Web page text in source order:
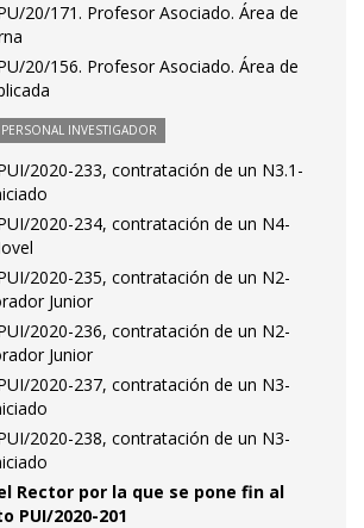
20/171. Profesor Asociado. Área de
20/156. Profesor Asociado. Área de
INVESTIGADOR
2020-233, contratación de un N3.1-
2020-234, contratación de un N4-
2020-235, contratación de un N2-
Junior
2020-236, contratación de un N2-
Junior
2020-237, contratación de un N3-
2020-238, contratación de un N3-
Rector por la que se pone fin al
PUI/2020-201